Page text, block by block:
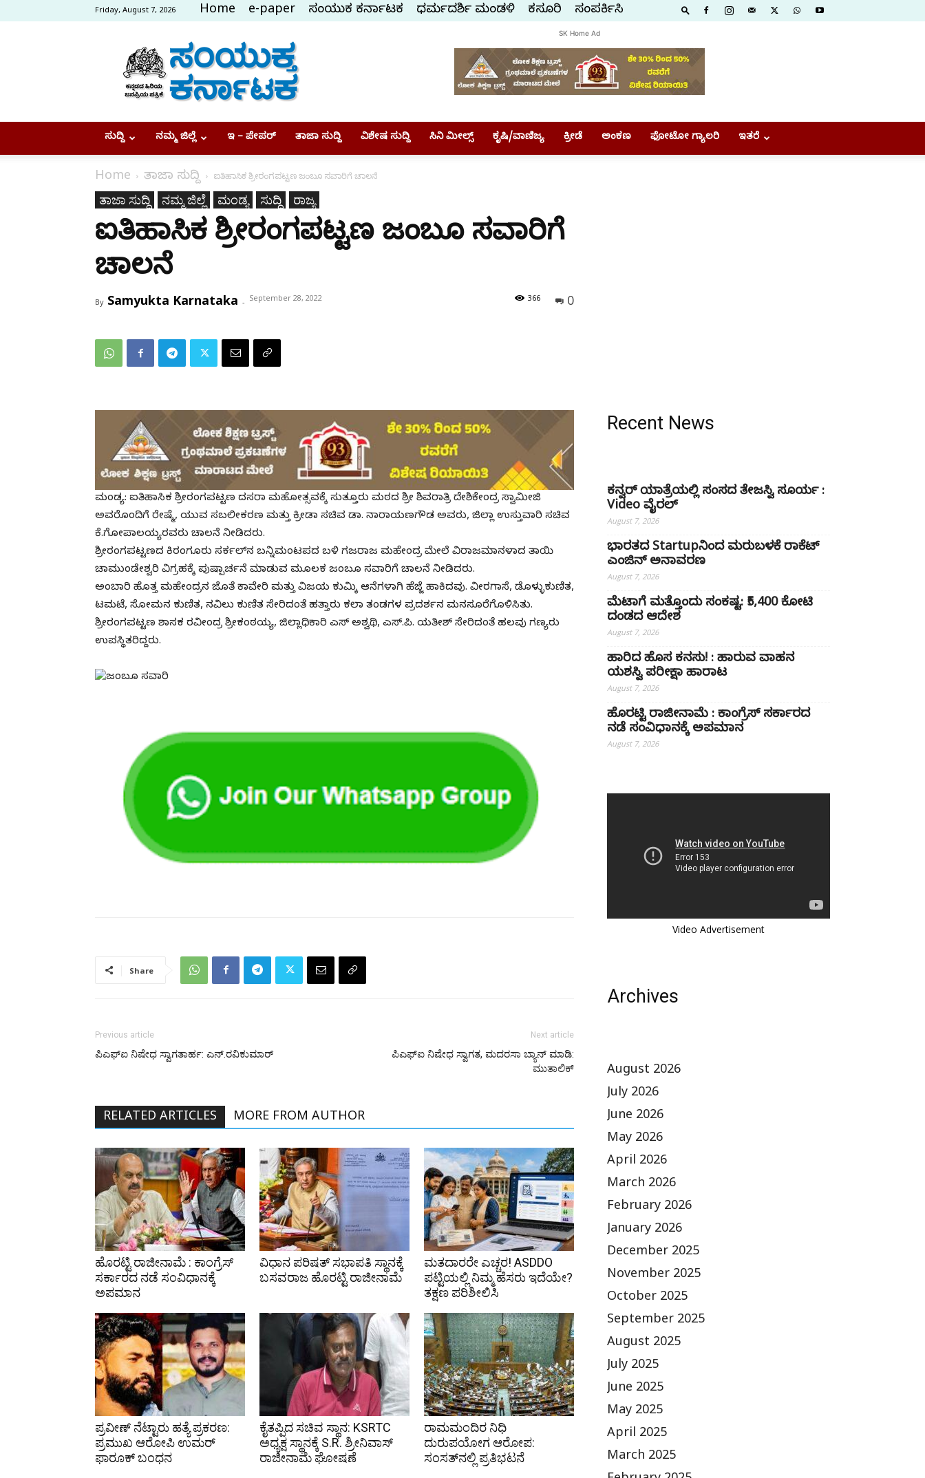
Friday, August 7, 2026 Home e-paper ಸಂಯುಕ್ತ ಕರ್ನಾಟಕ ಧರ್ಮದರ್ಶಿ ಮಂಡಳಿ ಕಸ್ತೂರಿ ಸಂಪರ್ಕಿಸಿ
Samyukta
Karnataka
SK Home Ad
ಸುದ್ದಿ ನಮ್ಮ ಜಿಲ್ಲೆ ಇ – ಪೇಪರ್ ತಾಜಾ ಸುದ್ದಿ ವಿಶೇಷ ಸುದ್ದಿ ಸಿನಿ ಮೀಲ್ಸ್ ಕೃಷಿ/ವಾಣಿಜ್ಯ ಕ್ರೀಡೆ ಅಂಕಣ ಫೋಟೋ ಗ್ಯಾಲರಿ ಇತರೆ
Home ತಾಜಾ ಸುದ್ದಿ ಐತಿಹಾಸಿಕ ಶ್ರೀರಂಗಪಟ್ಟಣ ಜಂಬೂ ಸವಾರಿಗೆ ಚಾಲನೆ
ತಾಜಾ ಸುದ್ದಿ ನಮ್ಮ ಜಿಲ್ಲೆ ಮಂಡ್ಯ ಸುದ್ದಿ ರಾಜ್ಯ
ಐತಿಹಾಸಿಕ ಶ್ರೀರಂಗಪಟ್ಟಣ ಜಂಬೂ ಸವಾರಿಗೆ
ಚಾಲನೆ
By Samyukta Karnataka - September 28, 2022 0
366
ಮಂಡ್ಯ: ಐತಿಹಾಸಿಕ ಶ್ರೀರಂಗಪಟ್ಟಣ ದಸರಾ ಮಹೋತ್ಸವಕ್ಕೆ ಸುತ್ತೂರು ಮಠದ ಶ್ರೀ ಶಿವರಾತ್ರಿ ದೇಶಿಕೇಂದ್ರ ಸ್ವಾಮೀಜಿ
ಅವರೊಂದಿಗೆ ರೇಷ್ಮೆ, ಯುವ ಸಬಲೀಕರಣ ಮತ್ತು ಕ್ರೀಡಾ ಸಚಿವ ಡಾ. ನಾರಾಯಣಗೌಡ ಅವರು, ಜಿಲ್ಲಾ ಉಸ್ತುವಾರಿ ಸಚಿವ
ಕೆ.ಗೋಪಾಲಯ್ಯರವರು ಚಾಲನೆ ನೀಡಿದರು.
ಶ್ರೀರಂಗಪಟ್ಟಣದ ಕಿರಂಗೂರು ಸರ್ಕಲ್‌ನ ಬನ್ನಿಮಂಟಪದ ಬಳಿ ಗಜರಾಜ ಮಹೇಂದ್ರ ಮೇಲೆ ವಿರಾಜಮಾನಳಾದ ತಾಯಿ
ಚಾಮುಂಡೇಶ್ವರಿ ವಿಗ್ರಹಕ್ಕೆ ಪುಷ್ಪಾರ್ಚನೆ ಮಾಡುವ ಮೂಲಕ ಜಂಬೂ ಸವಾರಿಗೆ ಚಾಲನೆ ನೀಡಿದರು.
ಅಂಬಾರಿ ಹೊತ್ತ ಮಹೇಂದ್ರನ ಜೊತೆ ಕಾವೇರಿ ಮತ್ತು ವಿಜಯ ಕುಮ್ಕಿ ಆನೆಗಳಾಗಿ ಹೆಜ್ಜೆ ಹಾಕಿದವು. ವೀರಗಾಸೆ, ಡೊಳ್ಳುಕುಣಿತ,
ಟಮಟೆ, ಸೋಮನ ಕುಣಿತ, ನವಿಲು ಕುಣಿತ ಸೇರಿದಂತೆ ಹತ್ತಾರು ಕಲಾ ತಂಡಗಳ ಪ್ರದರ್ಶನ ಮನಸೂರೆಗೊಳಿಸಿತು.
ಶ್ರೀರಂಗಪಟ್ಟಣ ಶಾಸಕ ರವೀಂದ್ರ ಶ್ರೀಕಂಠಯ್ಯ, ಜಿಲ್ಲಾಧಿಕಾರಿ ಎಸ್ ಅಶ್ವಥಿ, ಎಸ್.ಪಿ. ಯತೀಶ್ ಸೇರಿದಂತೆ ಹಲವು ಗಣ್ಯರು
ಉಪಸ್ಥಿತರಿದ್ದರು.
Share
Previous article
ಪಿಎಫ್‌ಐ ನಿಷೇಧ ಸ್ವಾಗತಾರ್ಹ: ಎನ್.ರವಿಕುಮಾರ್
Next article
ಪಿಎಫ್‌ಐ ನಿಷೇಧ ಸ್ವಾಗತ, ಮದರಸಾ ಬ್ಯಾನ್ ಮಾಡಿ:
ಮುತಾಲಿಕ್
RELATED ARTICLES MORE FROM AUTHOR
ಹೊರಟ್ಟಿ ರಾಜೀನಾಮೆ : ಕಾಂಗ್ರೆಸ್
ಸರ್ಕಾರದ ನಡೆ ಸಂವಿಧಾನಕ್ಕೆ
ಅಪಮಾನ
ವಿಧಾನ ಪರಿಷತ್ ಸಭಾಪತಿ ಸ್ಥಾನಕ್ಕೆ
ಬಸವರಾಜ ಹೊರಟ್ಟಿ ರಾಜೀನಾಮೆ
ಮತದಾರರೇ ಎಚ್ಚರ! ASDDO
ಪಟ್ಟಿಯಲ್ಲಿ ನಿಮ್ಮ ಹೆಸರು ಇದೆಯೇ?
ತಕ್ಷಣ ಪರಿಶೀಲಿಸಿ
ಪ್ರವೀಣ್ ನೆಟ್ಟಾರು ಹತ್ಯೆ ಪ್ರಕರಣ:
ಪ್ರಮುಖ ಆರೋಪಿ ಉಮರ್
ಫಾರೂಕ್ ಬಂಧನ
ಕೈತಪ್ಪಿದ ಸಚಿವ ಸ್ಥಾನ: KSRTC
ಅಧ್ಯಕ್ಷ ಸ್ಥಾನಕ್ಕೆ S.R. ಶ್ರೀನಿವಾಸ್
ರಾಜೀನಾಮೆ ಘೋಷಣೆ
ರಾಮಮಂದಿರ ನಿಧಿ
ದುರುಪಯೋಗ ಆರೋಪ:
ಸಂಸತ್‌ನಲ್ಲಿ ಪ್ರತಿಭಟನೆ
Recent News
ಕನ್ವರ್ ಯಾತ್ರೆಯಲ್ಲಿ ಸಂಸದ ತೇಜಸ್ವಿ ಸೂರ್ಯ :
Video ವೈರಲ್‌
August 7, 2026
ಭಾರತದ Startupನಿಂದ ಮರುಬಳಕೆ ರಾಕೆಟ್
ಎಂಜಿನ್ ಅನಾವರಣ
August 7, 2026
ಮೆಟಾಗೆ ಮತ್ತೊಂದು ಸಂಕಷ್ಟ: ₹5,400 ಕೋಟಿ
ದಂಡದ ಆದೇಶ
August 7, 2026
ಹಾರಿದ ಹೊಸ ಕನಸು! : ಹಾರುವ ವಾಹನ
ಯಶಸ್ವಿ ಪರೀಕ್ಷಾ ಹಾರಾಟ
August 7, 2026
ಹೊರಟ್ಟಿ ರಾಜೀನಾಮೆ : ಕಾಂಗ್ರೆಸ್ ಸರ್ಕಾರದ
ನಡೆ ಸಂವಿಧಾನಕ್ಕೆ ಅಪಮಾನ
August 7, 2026
Video Advertisement
Archives
August 2026
July 2026
June 2026
May 2026
April 2026
March 2026
February 2026
January 2026
December 2025
November 2025
October 2025
September 2025
August 2025
July 2025
June 2025
May 2025
April 2025
March 2025